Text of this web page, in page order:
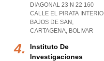
DIAGONAL 23 N 22 160
CALLE EL PIRATA INTERIO
BAJOS DE SAN ,
CARTAGENA, BOLIVAR
Instituto De
Investigaciones